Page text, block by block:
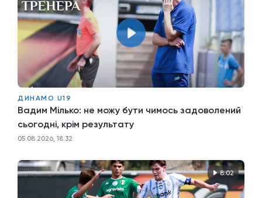
ДИНАМО U19
Вадим Мілько: не можу бути чимось задоволений
сьогодні, крім результату
05.08.2026, 18:32
8:02